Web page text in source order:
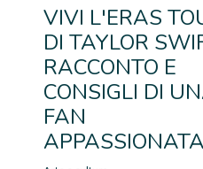
VIVI L'ERAS
DI TAYLOR
RACCONTO E
CONSIGLI DI
FAN
APPASSIONATA